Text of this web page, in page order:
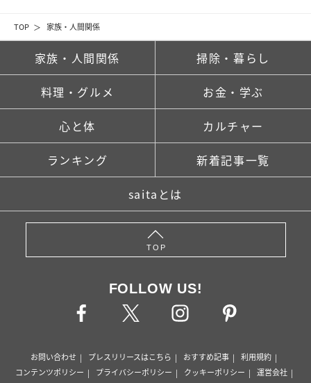
TOP 家族・人間関係
家族・人間関係 掃除・暮らし
料理・グルメ お金・学ぶ
心と体 カルチャー
ランキング 新着記事一覧
saitaとは
TOP
FOLLOW US!
お問い合わせ プレスリリースはこちら おすすめ記事
利用規約
コンテンツポリシー
プライバシーポリシー クッキーポリシー
運営会社